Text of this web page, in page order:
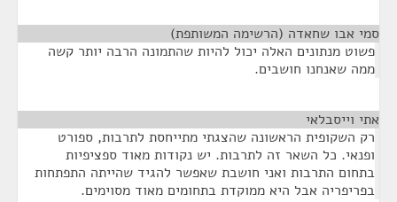
סמי אבו שחאדה (הרשימה המשותפת)
פשוט מנתונים האלה יכול להיות שהתמונה הרבה יותר קשה
ממה שאנחנו חושבים.
אתי וייסבלאי
רק השקופית הראשונה שהצגתי מתייחסת לתרבות, ספורט
ופנאי. כל השאר זה לתרבות. יש נקודות מאוד ספציפיות
בתחום התרבות ואני חושבת שאפשר להגיד שהייתה התפתחות
בפריפריה אבל היא ממוקדת בתחומים מאוד מסוימים.